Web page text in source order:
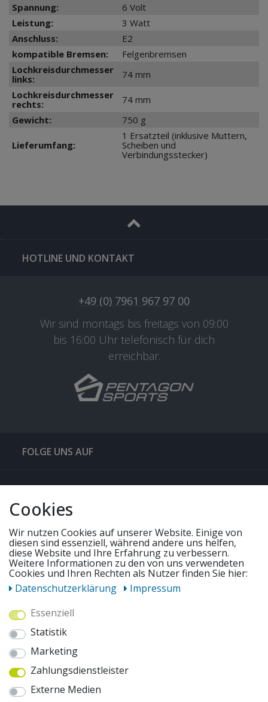
Spannung:
6 Volt
Leistung:
3 Watt
Anschluss:
E2
kompatible Bremsen:
Felgenbremsen
Lochkreisdurchmesser
links:
74 mm
Lochkreisdurchmesser
rechts:
74 mm
Gewicht:
750 g
Lieferumfang:
1 Ersatzteil (inklusive Muttern,
Scheiben und
Verbindungsstecker)
HOTLINE UND KONTAKT
+49 (0) 7961 967 97 00
Wir sind montags bis freitags von 09:00
bis 16:00 Uhr telefonisch für dich
erreichbar.
FOLGE UNS AUF
QUICKLINKS & TIPPS
UNSERE ANGEBOTE
WIR VERSENDEN MIT
AUSZEICHNUNGEN & SICHERHEIT
Cookies
Wir nutzen Cookies auf unserer Website. Einige von
diesen sind essenziell, während andere uns helfen,
diese Website und Ihre Erfahrung zu verbessern.
Weitere Informationen zu den von uns verwendeten
Cookies und Ihren Rechten als Nutzer finden Sie hier:
Daten­schutz­erklärung
Impressum
Essenziell
Statistik
Marketing
Zahlungsdienstleister
Externe Medien